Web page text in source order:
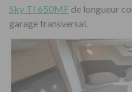
Sky TI 650MF de longueur
garage transversal.